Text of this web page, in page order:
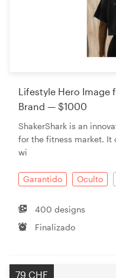
Lifestyle Hero Image
Brand — $1000
ShakerShark is an
for the fitness market. It
wi
Garantido Oculto
400 designs
Finalizado
79 CHF